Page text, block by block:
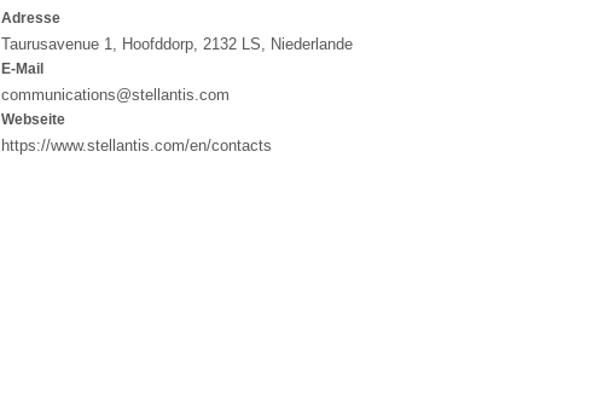
Adresse
Taurusavenue 1, Hoofddorp, 2132 LS, Niederlande
E-Mail
communications@stellantis.com
Webseite
https://www.stellantis.com/en/contacts